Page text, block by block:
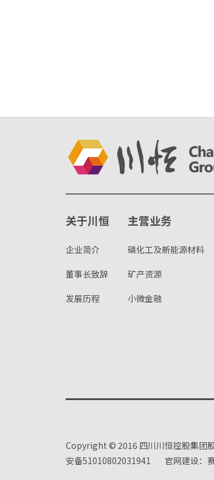
关于川恒
企业简介
董事长致辞
发展历程
主营业务
磷化工及新能源材料
矿产资源
小微金融
Copyright © 2016 四川川恒控股集团
安备51010802031941
官网建设：